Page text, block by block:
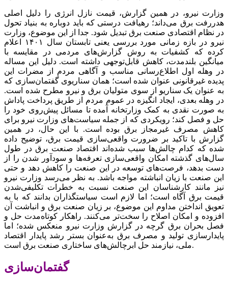
وزارت نیرو، در همین گزارش، قیمت نازل انرژی را دلیل اصلی
هدررفت برق ‌‌‌می‌‌‌داند؛ رهیافت درستی که باید دوباره به بنیاد تحول
در نظام اقتصادی صنعت برق تبدیل شود. جدا از این موضوع، وزارت
نیرو در بازه زمانی مورد بررسی یعنی تابستان سال ۱۴۰۱ اعلام
کرده که کشفیات به روش گزارش‌‌‌های مردمی در مقایسه با
میانگین بلندمدت، کاهش قابل‌توجهی داشته است. دلیل این مساله
در وهله اول اطلاع‌‌‌رسانی مناسب و آگاهی مردم از مضرات این
پدیده غیرقانونی عنوان شده است؛ همان سناریوی گفتمان‌سازی که
به عنوان یک سناریو از سوی متولیان برق و نیرو مطرح شده است.
در وهله بعدی، ایجاد انگیزه در عموم مردم از طریق پرداخت پاداش
به صورت نقدی به کمک وزارتخانه آمده تا مسائل پیش‌روی خود را
حل و فصل کند؛ رویکردی که از جمله سیاست‌‌‌های وزارت نیرو برای
کاهش مصرف غیرمجاز برق بوده است. با این حال، در همین
گزارش با تاکید بر ضرورت واقعی‌‌‌سازی قیمت برق، توضیح داده
شده که کدام چالش‌‌‌ها سبب شده‌اند اقتصاد صنعت برق در طول
سال‌های گذشته امکان واقعی‌‌‌سازی تعرفه‌‌‌ها و سود‌آور شدن را از
دست بدهد، فرصت‌‌‌های توسعه در این صنعت را کاهش دهد و حتی
این صنعت با زیان انباشته مواجه باشد. به نظر می‌رسد وزارت نیرو
نیز مانند کارشناسان این صنعت نسبت به خطرات تکلیفی‌شدن
قیمت برق آگاه است؛ اما لازم است سیاستگذاران بدانند که با به
تعویق انداختن مداوم این موضوع، بر زیان صنعت برق و انباشت آن
افزوده و امکان اصلاح را سخت‌‌‌تر می‌کنند. راهکار کوتاه‌‌‌مدت حل و
فصل بحران برق گرچه در گزارش وزارت نیرو منعکس شده؛ اما
پایدارسازی تولید و مصرف برق به‌عنوان بستر رشد پایدار اقتصاد
ملی، نیازمند حل ابرچالش‌‌‌های ساختاری صنعت برق است.
گفتمان‌سازی